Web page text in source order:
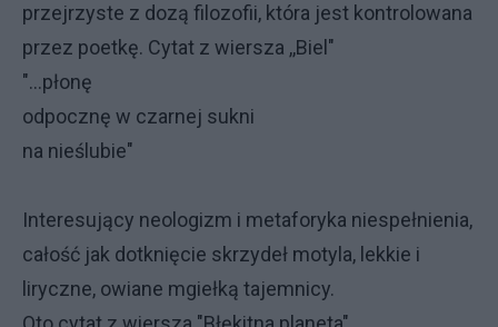
przejrzyste z dozą filozofii, która jest kontrolowana
przez poetkę. Cytat z wiersza ,,Biel"
"...płonę
odpocznę w czarnej sukni
na nieślubie"
Interesujący neologizm i metaforyka niespełnienia,
całość jak dotknięcie skrzydeł motyla, lekkie i
liryczne, owiane mgiełką tajemnicy.